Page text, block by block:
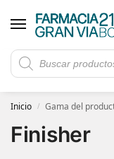
Rebajas
5€ de descuento con
Inicio / Gama del
Finisher